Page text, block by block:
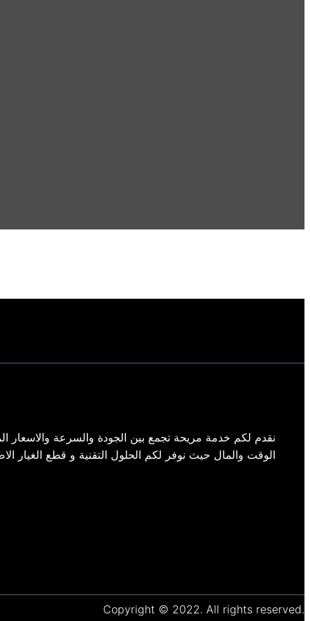
نقدم لكم خدمة مريحة تجمع بين الجودة والسرعة والاسعار
الوقت والمال حيث نوفر لكم الحلول التقنية و قطع الغيار
Copyright © 2022. All rights reserved.